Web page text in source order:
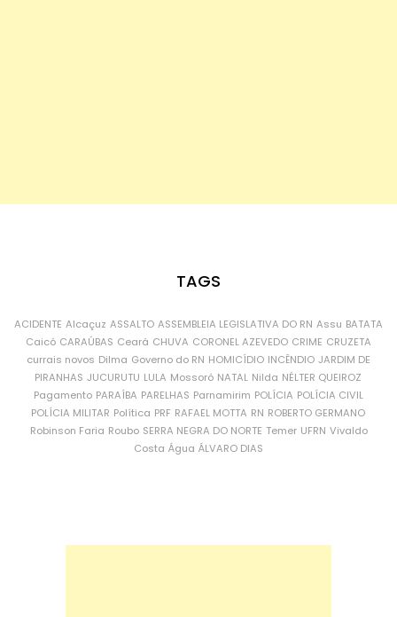
TAGS
ACIDENTE Alcaçuz ASSALTO ASSEMBLEIA LEGISLATIVA DO RN Assu BATATA
Caicó CARAÚBAS Ceará CHUVA CORONEL AZEVEDO CRIME CRUZETA
currais novos Dilma Governo do RN HOMICÍDIO INCÊNDIO JARDIM DE
PIRANHAS JUCURUTU LULA Mossoró NATAL Nilda NÉLTER QUEIROZ
Pagamento PARAÍBA PARELHAS Parnamirim POLÍCIA POLÍCIA CIVIL
POLÍCIA MILITAR Política PRF RAFAEL MOTTA RN ROBERTO GERMANO
Robinson Faria Roubo SERRA NEGRA DO NORTE Temer UFRN Vivaldo
Costa Água ÁLVARO DIAS